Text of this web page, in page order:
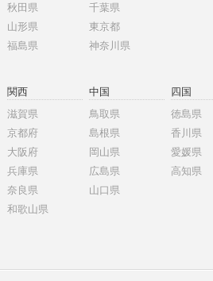
秋田県
山形県
福島県
千葉県
東京都
神奈川県
関西
滋賀県
京都府
大阪府
兵庫県
奈良県
和歌山県
中国
鳥取県
島根県
岡山県
広島県
山口県
四国
徳島県
香川県
愛媛県
高知県